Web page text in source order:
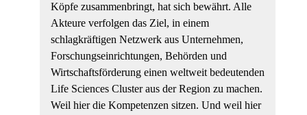
Köpfe zusammenbringt, hat sich bewährt. Alle
Akteure verfolgen das Ziel, in einem
schlagkräftigen Netzwerk aus Unternehmen,
Forschungseinrichtungen, Behörden und
Wirtschaftsförderung einen weltweit bedeutenden
Life Sciences Cluster aus der Region zu machen.
Weil hier die Kompetenzen sitzen. Und weil hier